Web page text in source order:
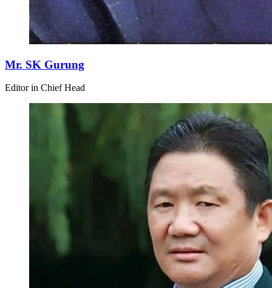
Mr. SK Gurung
Editor in Chief Head